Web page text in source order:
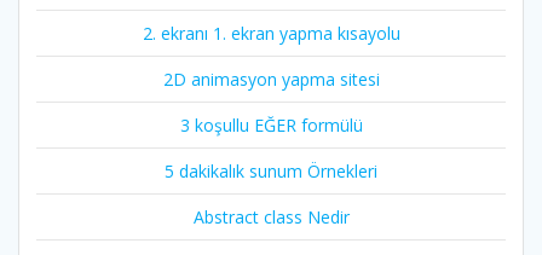
2. ekranı 1. ekran yapma kısayolu
2D animasyon yapma sitesi
3 koşullu EĞER formülü
5 dakikalık sunum Örnekleri
Abstract class Nedir